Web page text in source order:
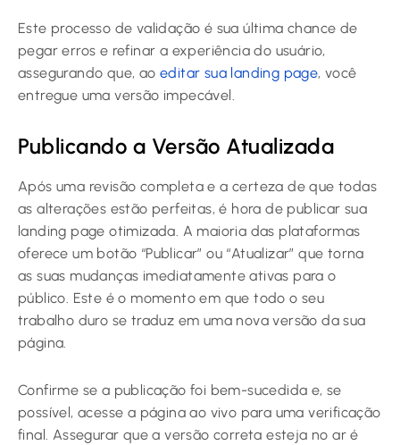
Este processo de validação é sua última chance de
pegar erros e refinar a experiência do usuário,
assegurando que, ao editar sua landing page, você
entregue uma versão impecável.
Publicando a Versão Atualizada
Após uma revisão completa e a certeza de que todas
as alterações estão perfeitas, é hora de publicar sua
landing page otimizada. A maioria das plataformas
oferece um botão “Publicar” ou “Atualizar” que torna
as suas mudanças imediatamente ativas para o
público. Este é o momento em que todo o seu
trabalho duro se traduz em uma nova versão da sua
página.
Confirme se a publicação foi bem-sucedida e, se
possível, acesse a página ao vivo para uma verificação
final. Assegurar que a versão correta esteja no ar é